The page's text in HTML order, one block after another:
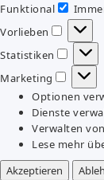
Funktional
Vorlieben
Statistiken
Marketing
Optionen
Dienste
Verwalten
Lese mehr
Akzeptieren